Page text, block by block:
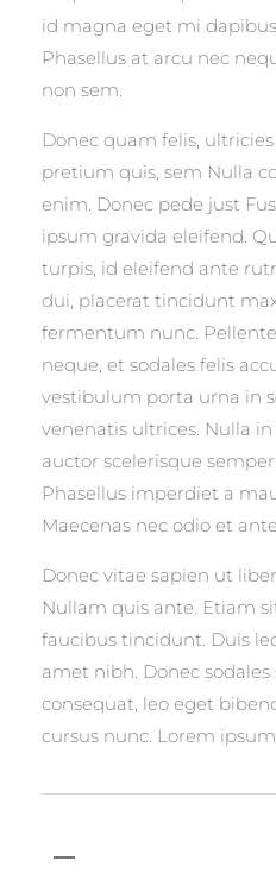
id magna eget mi
Phasellus at arcu nec
non sem.
Donec quam felis,
pretium quis, sem Nulla
enim. Donec pede just
ipsum gravida eleifend.
turpis, id eleifend ante
dui, placerat tincidunt
fermentum nunc.
neque, et sodales felis
vestibulum porta urna in
venenatis ultrices. Nulla
auctor scelerisque
Phasellus imperdiet a
Maecenas nec odio et
Donec vitae sapien ut
Nullam quis ante. Etiam
faucibus tincidunt. Duis
amet nibh. Donec
consequat, leo eget
cursus nunc. Lorem